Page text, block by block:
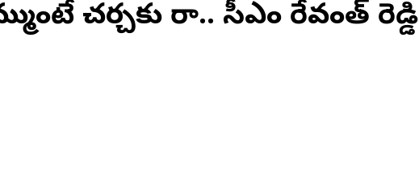
చర్చకు రా.. సీఎం రేవంత్ రెడ్డి